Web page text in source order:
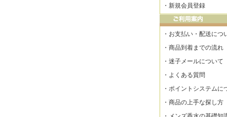
・ 新規会員登録
・ お支払い・配送につ
・ 商品到着までの流れ
・ 迷子メールについて
・ よくある質問
・ ポイントシステムに
・ 商品の上手な探し方